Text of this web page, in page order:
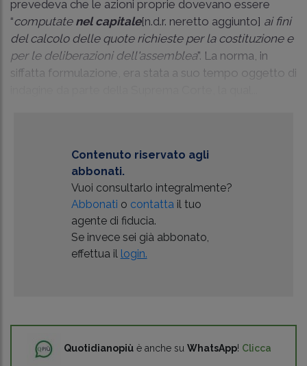
prevedeva che le azioni proprie dovevano essere
“computate nel capitale[n.d.r. neretto aggiunto] ai fini
del calcolo delle quote richieste per la costituzione e
per le deliberazioni dell'assemblea”. La norma, in
siffatta formulazione, era stata a suo tempo oggetto di
Contenuto riservato agli
abbonati.
Vuoi consultarlo integralmente?
Abbonati o contatta il tuo
agente di fiducia.
Se invece sei già abbonato,
effettua il login.
Quotidianopiù è anche su WhatsApp! Clicca